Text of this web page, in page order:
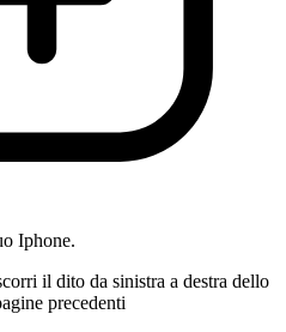
Iphone.
il dito da sinistra a destra dello
precedenti